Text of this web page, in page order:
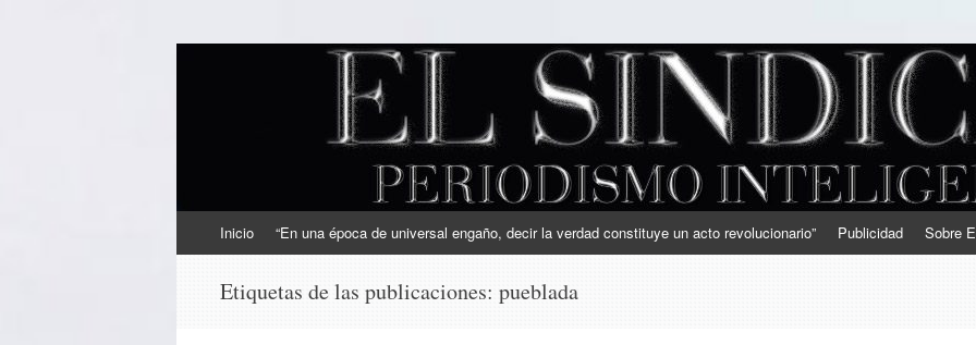
EL SINDICAL
Periodismo Inteligente
al
Inicio “En una época de universal engaño, decir la verdad constituye un acto revolucionario” Publicidad Sobre
Etiquetas de las publicaciones: pueblada